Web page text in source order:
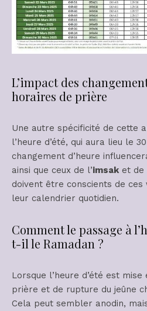
L’impact des
horaires de prière
Une autre spécificité de cette
l’heure d’été, qui aura lieu le
changement d’heure
ainsi que ceux de l’imsak et de
doivent être conscients de
leur calendrier quotidien.
Comment le passage à
t-il le Ramadan ?
Lorsque l’heure d’été est
prière et de rupture du jeûne
Cela peut sembler anodin,